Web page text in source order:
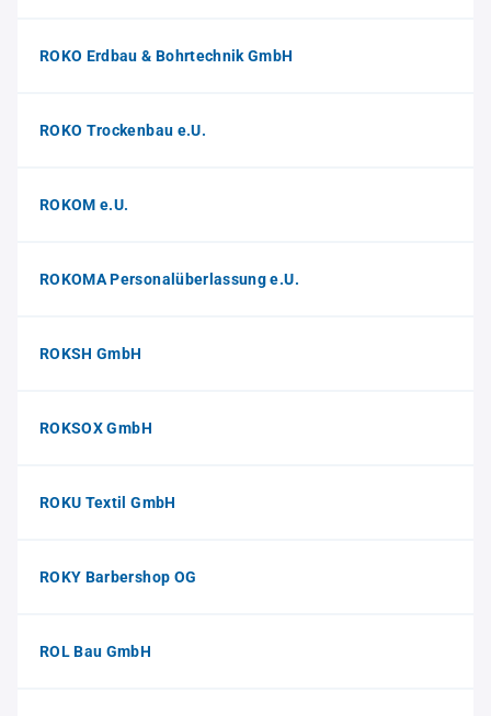
ROKO Erdbau & Bohrtechnik GmbH
ROKO Trockenbau e.U.
ROKOM e.U.
ROKOMA Personalüberlassung e.U.
ROKSH GmbH
ROKSOX GmbH
ROKU Textil GmbH
ROKY Barbershop OG
ROL Bau GmbH